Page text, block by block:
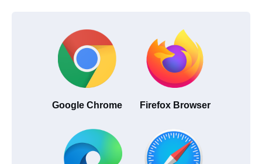
Google Chrome Firefox Browser